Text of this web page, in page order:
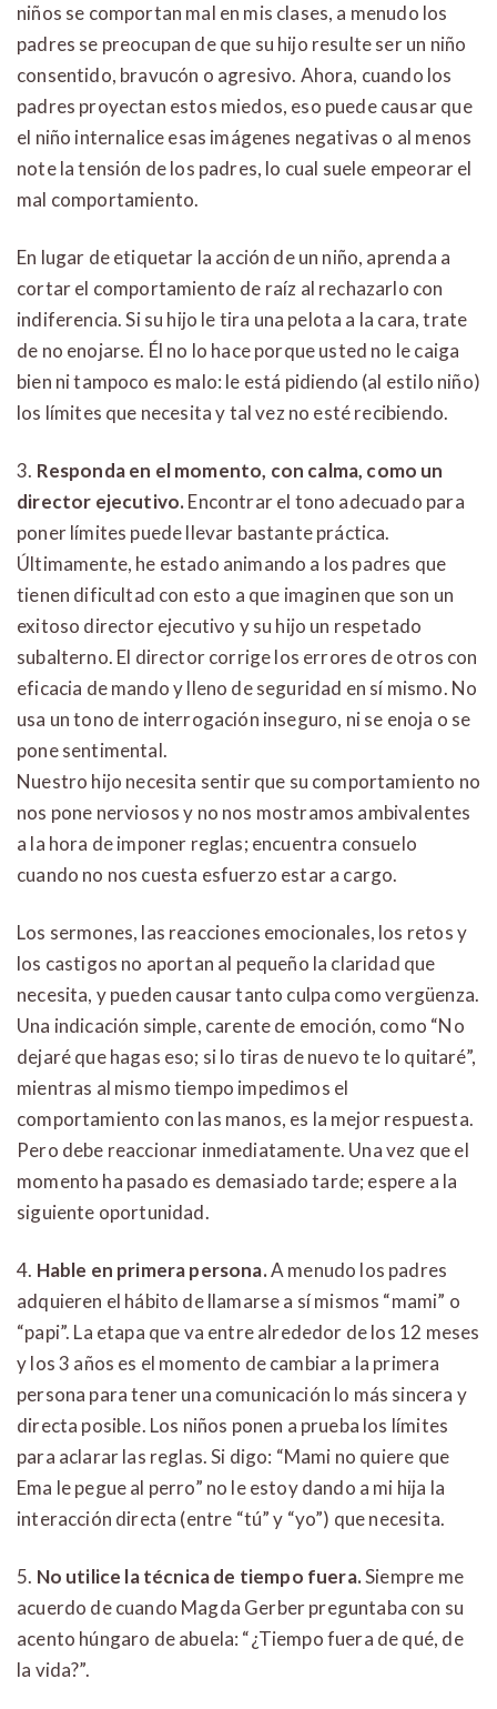
niños se comportan mal en mis clases, a menudo los
padres se preocupan de que su hijo resulte ser un niño
consentido, bravucón o agresivo. Ahora, cuando los
padres proyectan estos miedos, eso puede causar que
el niño internalice esas imágenes negativas o al menos
note la tensión de los padres, lo cual suele empeorar el
mal comportamiento.
En lugar de etiquetar la acción de un niño, aprenda a
cortar el comportamiento de raíz al rechazarlo con
indiferencia. Si su hijo le tira una pelota a la cara, trate
de no enojarse. Él no lo hace porque usted no le caiga
bien ni tampoco es malo: le está pidiendo (al estilo niño)
los límites que necesita y tal vez no esté recibiendo.
3. Responda en el momento, con calma, como un
director ejecutivo.Encontrar el tono adecuado para
poner límites puede llevar bastante práctica.
Últimamente, he estado animando a los padres que
tienen dificultad con esto a que imaginen que son un
exitoso director ejecutivo y su hijo un respetado
subalterno. El director corrige los errores de otros con
eficacia de mando y lleno de seguridad en sí mismo. No
usa un tono de interrogación inseguro, ni se enoja o se
pone sentimental.
Nuestro hijo necesita sentir que su comportamiento no
nos pone nerviosos y no nos mostramos ambivalentes
a la hora de imponer reglas; encuentra consuelo
cuando no nos cuesta esfuerzo estar a cargo.
Los sermones, las reacciones emocionales, los retos y
los castigos no aportan al pequeño la claridad que
necesita, y pueden causar tanto culpa como vergüenza.
Una indicación simple, carente de emoción, como “No
dejaré que hagas eso; si lo tiras de nuevo te lo quitaré”,
mientras al mismo tiempo impedimos el
comportamiento con las manos, es la mejor respuesta.
Pero debe reaccionar inmediatamente. Una vez que el
momento ha pasado es demasiado tarde; espere a la
siguiente oportunidad.
4. Hable en primera persona.A menudo los padres
adquieren el hábito de llamarse a sí mismos “mami” o
“papi”. La etapa que va entre alrededor de los 12 meses
y los 3 años es el momento de cambiar a la primera
persona para tener una comunicación lo más sincera y
directa posible. Los niños ponen a prueba los límites
para aclarar las reglas. Si digo: “Mami no quiere que
Ema le pegue al perro” no le estoy dando a mi hija la
interacción directa (entre “tú” y “yo”) que necesita.
5. No utilice la técnica de tiempo fuera.Siempre me
acuerdo de cuando Magda Gerber preguntaba con su
acento húngaro de abuela: “¿Tiempo fuera de qué, de
la vida?”.